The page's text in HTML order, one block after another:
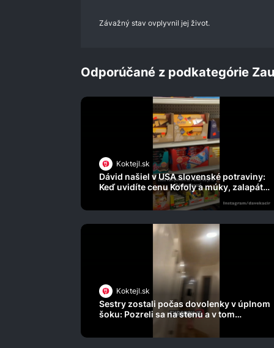
Závažný stav ovplyvnil jej život.
Odporúčané z podkategórie
Koktejl.sk
Dávid našiel v USA slovenské potraviny:
Keď uvidíte cenu Kofoly a múky, zalapáte
Koktejl.sk
Sestry zostali počas dovolenky v úplnom
šoku: Pozreli sa na stenu a v tom